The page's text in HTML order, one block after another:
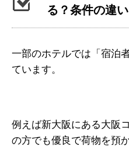
る？条件の違い
一部のホテルでは「宿泊
ています。
例えば新大阪にある大阪
の方でも優良で荷物を預